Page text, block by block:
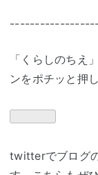
「くらしのちえ
ンをポチッと押
twitterでブログ